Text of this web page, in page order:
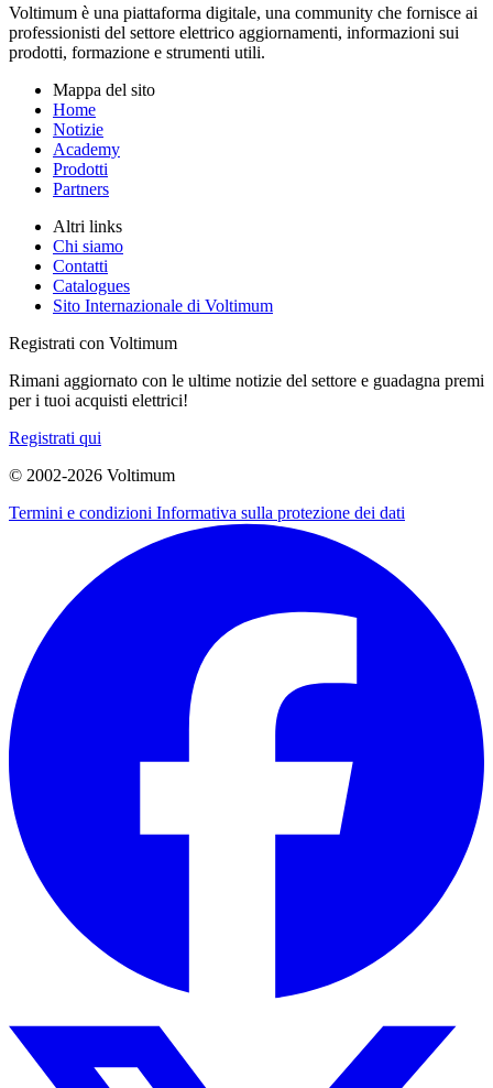
Voltimum è una piattaforma digitale, una community che fornisce ai
professionisti del settore elettrico aggiornamenti, informazioni sui
prodotti, formazione e strumenti utili.
Mappa del sito
Home
Notizie
Academy
Prodotti
Partners
Altri links
Chi siamo
Contatti
Catalogues
Sito Internazionale di Voltimum
Registrati con Voltimum
Rimani aggiornato con le ultime notizie del settore e guadagna premi
per i tuoi acquisti elettrici!
Registrati qui
© 2002-2026 Voltimum
Termini e condizioni Informativa sulla protezione dei dati